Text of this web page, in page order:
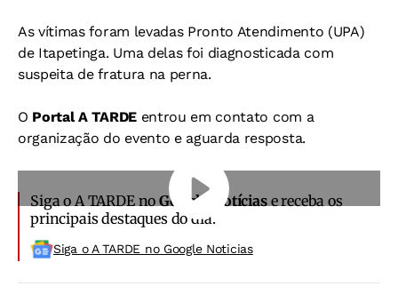
As vítimas foram levadas Pronto Atendimento (UPA)
de Itapetinga. Uma delas foi diagnosticada com
suspeita de fratura na perna.
O Portal A TARDEentrou em contato com a
organização do evento e aguarda resposta.
Siga o A TARDE noGoogle Notíciase receba os
principais destaques do dia.
Siga o A TARDE no Google Noticias